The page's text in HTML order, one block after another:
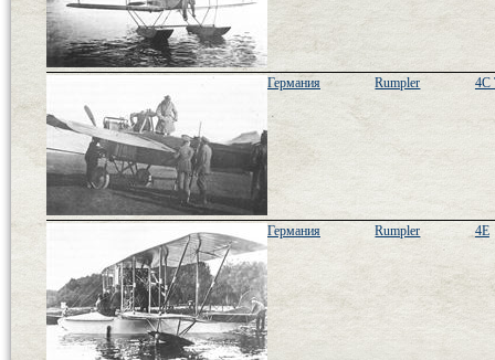
Германия Rumpler 4C
Германия Rumpler 4E